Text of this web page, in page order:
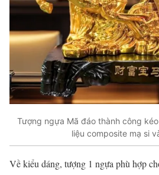
Tượng ngựa Mã đáo thành công
liệu composite mạ si
Về kiểu dáng, tượng 1 ngựa phù hợp